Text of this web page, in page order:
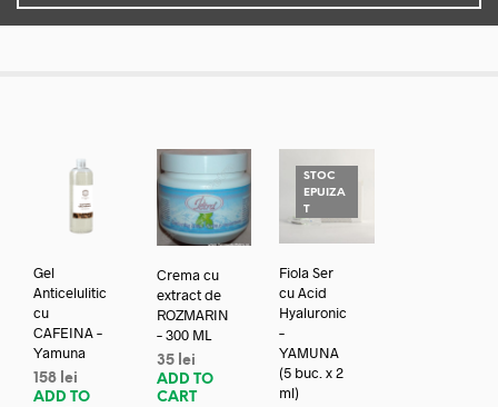
Gel
Anticelulitic
cu
CAFEINA –
Yamuna
158 lei
ADD TO
Crema cu
extract de
ROZMARIN
– 300 ML
35 lei
ADD TO
CART
STOC
EPUIZA
T
Fiola Ser
cu Acid
Hyaluronic
–
YAMUNA
(5 buc. x 2
ml)